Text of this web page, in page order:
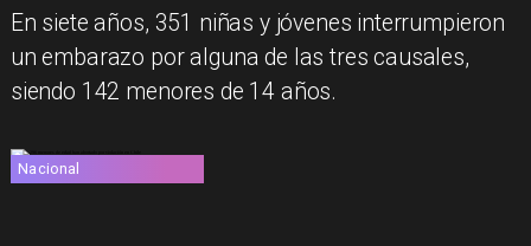
En siete años, 351 niñas y jóvenes interrumpieron
un embarazo por alguna de las tres causales,
siendo 142 menores de 14 años.
Nacional